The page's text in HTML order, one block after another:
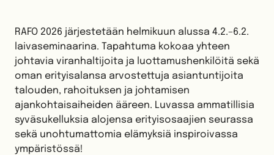
RAFO 2026 järjestetään helmikuun alussa 4.2.–6.2.
laivaseminaarina. Tapahtuma kokoaa yhteen
johtavia viranhaltijoita ja luottamushenkilöitä sekä
oman erityisalansa arvostettuja asiantuntijoita
talouden, rahoituksen ja johtamisen
ajankohtaisaiheiden ääreen. Luvassa ammatillisia
syväsukelluksia alojensa erityisosaajien seurassa
sekä unohtumattomia elämyksiä inspiroivassa
ympäristössä!